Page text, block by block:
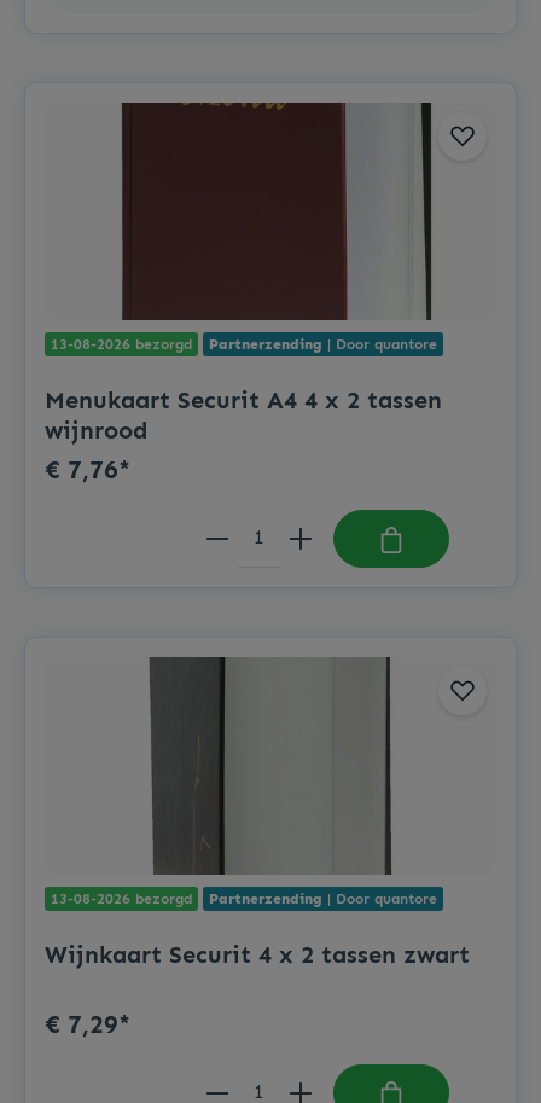
13-08-2026 bezorgd Partnerzending | Door quantore
Menukaart Securit A4 4 x 2 tassen
wijnrood
€ 7,76*
13-08-2026 bezorgd Partnerzending | Door quantore
Wijnkaart Securit 4 x 2 tassen zwart
€ 7,29*